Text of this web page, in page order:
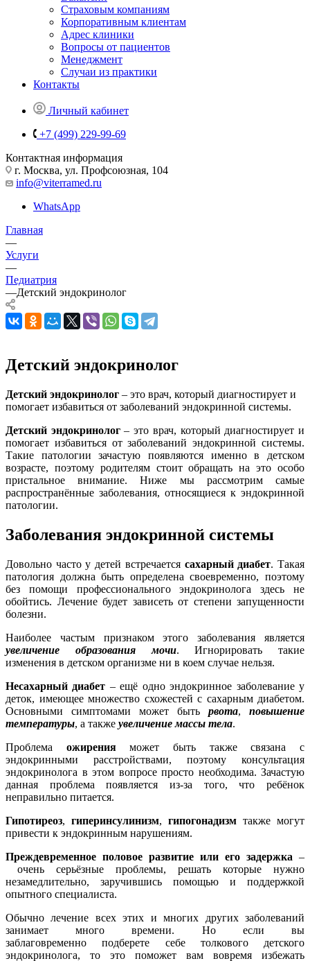
Страховым компаниям
Корпоративным клиентам
Адрес клиники
Вопросы от пациентов
Менеджмент
Случаи из практики
Контакты
Личный кабинет
+7 (499) 229-99-69
Контактная информация
г. Москва, ул. Профсоюзная, 104
info@viterramed.ru
WhatsApp
Главная
—
Услуги
—
Педиатрия
—Детский эндокринолог
Детский эндокринолог
Детский эндокринолог – это врач, который диагностирует и
помогает избавиться от заболеваний эндокринной системы.
Детский эндокринолог– это врач, который диагностирует и
помогает избавиться от заболеваний эндокринной системы.
Такие патологии зачастую появляются именно в детском
возрасте, поэтому родителям стоит обращать на это особо
пристальное внимание. Ниже мы рассмотрим самые
распространённые заболевания, относящиеся к эндокринной
патологии.
Заболевания эндокринной системы
Довольно часто у детей встречается сахарный диабет. Такая
патология должна быть определена своевременно, поэтому
без помощи профессионального эндокринолога здесь не
обойтись. Лечение будет зависеть от степени запущенности
болезни.
Наиболее частым признаком этого заболевания является
увеличение образования мочи. Игнорировать такие
изменения в детском организме ни в коем случае нельзя.
Несахарный диабет – ещё одно эндокринное заболевание у
деток, имеющее множество схожестей с сахарным диабетом.
Основными симптомами может быть рвота, повышение
температуры, а также увеличение массы тела.
Проблема ожиренияможет быть также связана с
эндокринными расстройствами, поэтому консультация
эндокринолога в этом вопросе просто необходима. Зачастую
данная проблема появляется из-за того, что ребёнок
неправильно питается.
Гипотиреоз, гиперинсулинизм, гипогонадизм также могут
привести к эндокринным нарушениям.
Преждевременное половое развитие или его задержка –
очень серьёзные проблемы, решать которые нужно
незамедлительно, заручившись помощью и поддержкой
опытного специалиста.
Обычно лечение всех этих и многих других заболеваний
занимает много времени. Но если вы
заблаговременно подберете себе толкового детского
эндокринолога, то это поможет вам вовремя избежать